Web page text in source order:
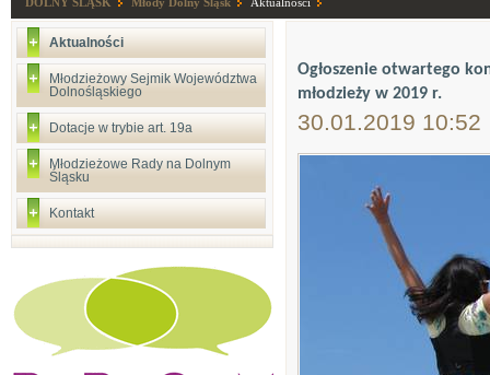
Aktualności
Młodzieżowy Sejmik Województwa
Dolnośląskiego
Dotacje w trybie art. 19a
Młodzieżowe Rady na Dolnym
Śląsku
Kontakt
Ogłoszenie otwartego
młodzieży w 2019 r.
30.01.2019 10:52